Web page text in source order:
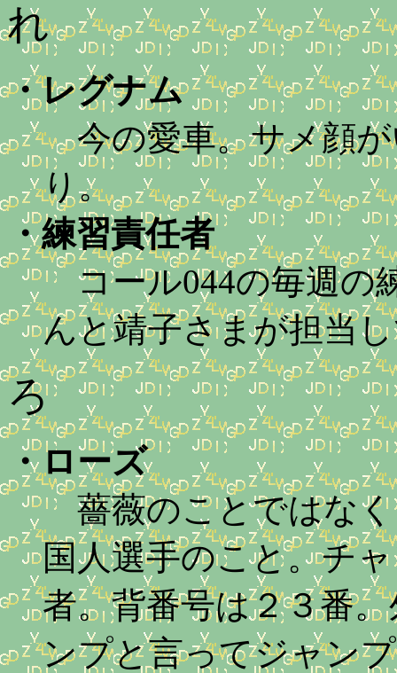
れ
・レグナム
今の愛車。サメ顔が
り。
・練習責任者
コール044の毎週の
んと靖子さまが担当
ろ
・ローズ
薔薇のことではな
国人選手のこと。チ
者。背番号は２３番
ンプと言ってジャン